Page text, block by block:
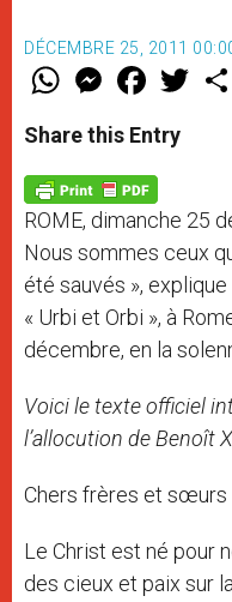
DÉCEMBRE 25, 2011
W
t
s
p
p
M
e
s
e
g
e
r
F
a
e
b
o
k
w
Share this Entry
ROME, dimanche 25
Nous sommes ceux
été sauvés »,
« Urbi et Orbi », à
décembre, en la
Voici le texte officiel
l’allocution de Benoît
Chers frères et sœurs
Le Christ est né pour
des cieux et paix sur